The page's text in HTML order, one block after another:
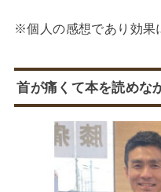
※個人の感想であり効果
首が痛くて本を読めな